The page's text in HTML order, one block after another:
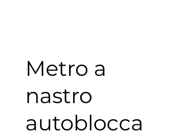
Metro a
nastro
autoblocca